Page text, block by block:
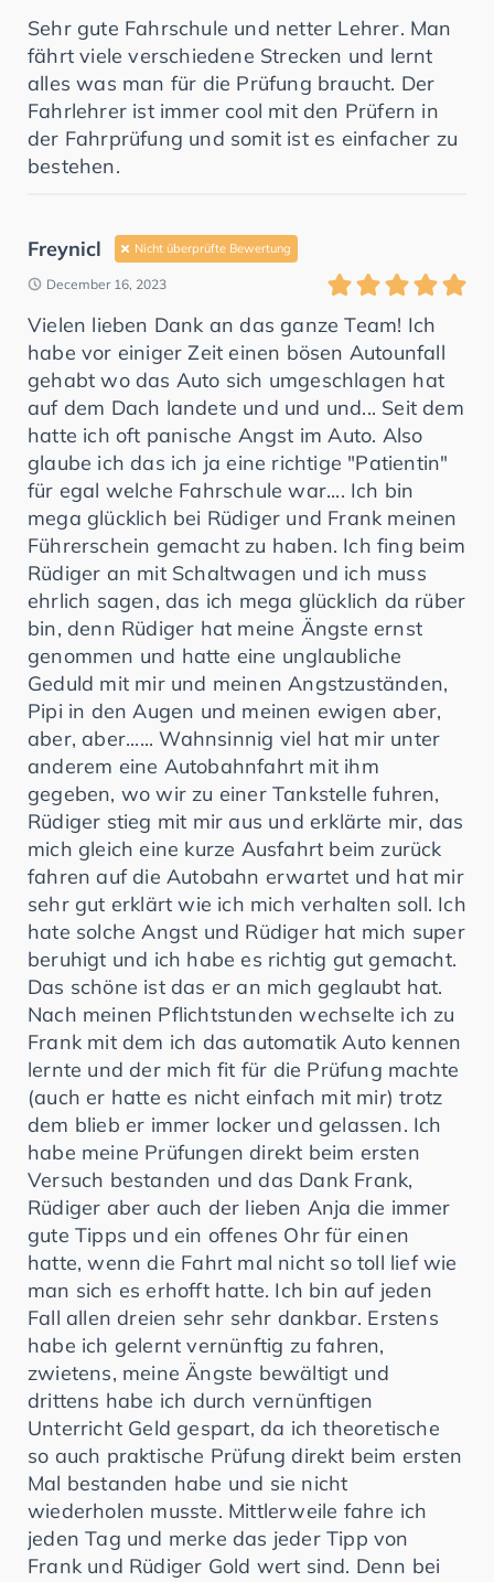
Sehr gute Fahrschule und netter Lehrer. Man
fährt viele verschiedene Strecken und lernt
alles was man für die Prüfung braucht. Der
Fahrlehrer ist immer cool mit den Prüfern in
der Fahrprüfung und somit ist es einfacher zu
bestehen.
Freynicl Nicht überprüfte Bewertung
December 16, 2023
Vielen lieben Dank an das ganze Team! Ich
habe vor einiger Zeit einen bösen Autounfall
gehabt wo das Auto sich umgeschlagen hat
auf dem Dach landete und und und... Seit dem
hatte ich oft panische Angst im Auto. Also
glaube ich das ich ja eine richtige "Patientin"
für egal welche Fahrschule war.... Ich bin
mega glücklich bei Rüdiger und Frank meinen
Führerschein gemacht zu haben. Ich fing beim
Rüdiger an mit Schaltwagen und ich muss
ehrlich sagen, das ich mega glücklich da rüber
bin, denn Rüdiger hat meine Ängste ernst
genommen und hatte eine unglaubliche
Geduld mit mir und meinen Angstzuständen,
Pipi in den Augen und meinen ewigen aber,
aber, aber...... Wahnsinnig viel hat mir unter
anderem eine Autobahnfahrt mit ihm
gegeben, wo wir zu einer Tankstelle fuhren,
Rüdiger stieg mit mir aus und erklärte mir, das
mich gleich eine kurze Ausfahrt beim zurück
fahren auf die Autobahn erwartet und hat mir
sehr gut erklärt wie ich mich verhalten soll. Ich
hate solche Angst und Rüdiger hat mich super
beruhigt und ich habe es richtig gut gemacht.
Das schöne ist das er an mich geglaubt hat.
Nach meinen Pflichtstunden wechselte ich zu
Frank mit dem ich das automatik Auto kennen
lernte und der mich fit für die Prüfung machte
(auch er hatte es nicht einfach mit mir) trotz
dem blieb er immer locker und gelassen. Ich
habe meine Prüfungen direkt beim ersten
Versuch bestanden und das Dank Frank,
Rüdiger aber auch der lieben Anja die immer
gute Tipps und ein offenes Ohr für einen
hatte, wenn die Fahrt mal nicht so toll lief wie
man sich es erhofft hatte. Ich bin auf jeden
Fall allen dreien sehr sehr dankbar. Erstens
habe ich gelernt vernünftig zu fahren,
zwietens, meine Ängste bewältigt und
drittens habe ich durch vernünftigen
Unterricht Geld gespart, da ich theoretische
so auch praktische Prüfung direkt beim ersten
Mal bestanden habe und sie nicht
wiederholen musste. Mittlerweile fahre ich
jeden Tag und merke das jeder Tipp von
Frank und Rüdiger Gold wert sind. Denn bei